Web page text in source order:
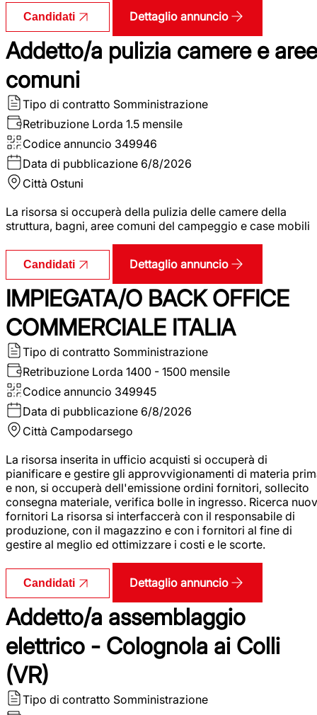
Candidati Dettaglio annuncio
Addetto/a pulizia camere e aree
comuni
Tipo di contratto Somministrazione
Retribuzione Lorda 1.5 mensile
Codice annuncio 349946
Data di pubblicazione 6/8/2026
Città Ostuni
La risorsa si occuperà della pulizia delle camere della
struttura, bagni, aree comuni del campeggio e case mobili
Candidati Dettaglio annuncio
IMPIEGATA/O BACK OFFICE
COMMERCIALE ITALIA
Tipo di contratto Somministrazione
Retribuzione Lorda 1400 - 1500 mensile
Codice annuncio 349945
Data di pubblicazione 6/8/2026
Città Campodarsego
La risorsa inserita in ufficio acquisti si occuperà di
pianificare e gestire gli approvvigionamenti di materia
e non, si occuperà dell'emissione ordini fornitori, sollecito
consegna materiale, verifica bolle in ingresso. Ricerca
fornitori La risorsa si interfaccerà con il responsabile di
produzione, con il magazzino e con i fornitori al fine di
gestire al meglio ed ottimizzare i costi e le scorte.
Candidati Dettaglio annuncio
Addetto/a assemblaggio
elettrico - Colognola ai Colli
(VR)
Tipo di contratto Somministrazione